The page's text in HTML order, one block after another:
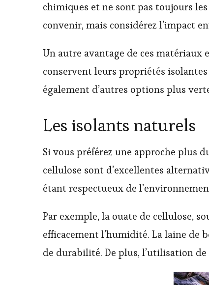
chimiques et ne sont pas toujours
convenir, mais considérez l’impact
Un autre avantage de ces matériaux
conservent leurs propriétés
également d’autres options plus
Les isolants naturels
Si vous préférez une approche plus
cellulose sont d’excellentes
étant respectueux de
Par exemple, la ouate de cellulose,
efficacement l’humidité. La laine de
de durabilité. De plus, l’utilisation